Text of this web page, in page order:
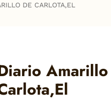
DE CARLOTA,EL